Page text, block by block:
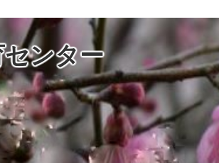
ンター